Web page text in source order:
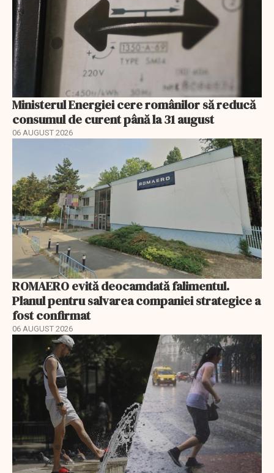
Ministerul Energiei cere românilor să reducă
consumul de curent până la 31 august
06 AUGUST 2026
ROMAERO evită deocamdată falimentul.
Planul pentru salvarea companiei strategice a
fost confirmat
06 AUGUST 2026